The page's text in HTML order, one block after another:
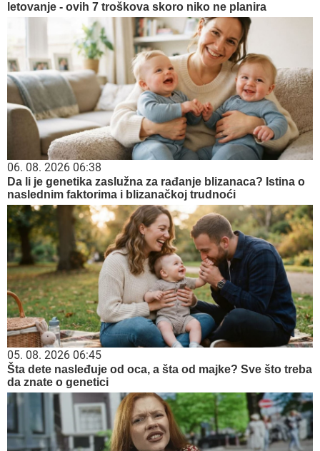
letovanje - ovih 7 troškova skoro niko ne planira
06. 08. 2026 06:38
Da li je genetika zaslužna za rađanje blizanaca? Istina o
naslednim faktorima i blizanačkoj trudnoći
05. 08. 2026 06:45
Šta dete nasleđuje od oca, a šta od majke? Sve što treba
da znate o genetici